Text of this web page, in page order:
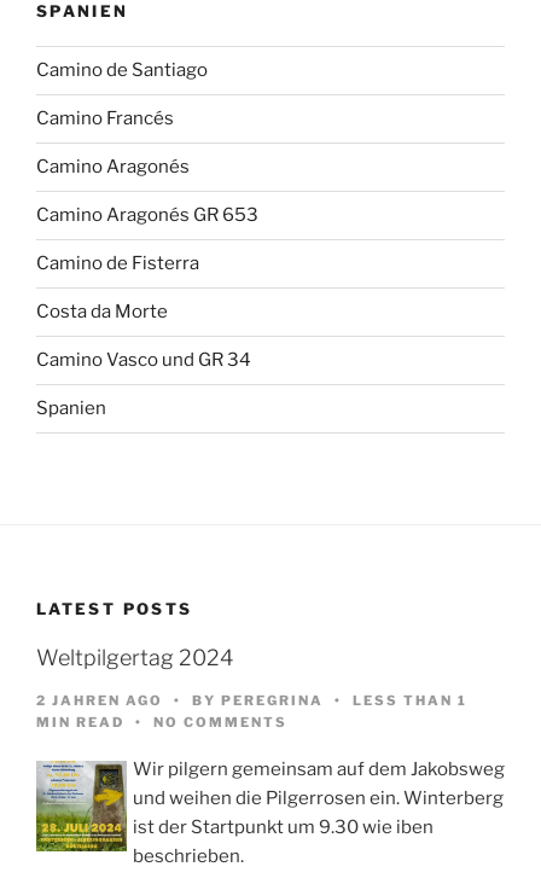
SPANIEN
Camino de Santiago
Camino Francés
Camino Aragonés
Camino Aragonés GR 653
Camino de Fisterra
Costa da Morte
Camino Vasco und GR 34
Spanien
LATEST POSTS
Weltpilgertag 2024
2 JAHREN AGO BY PEREGRINA
LESS THAN 1
MIN READ
NO COMMENTS
Wir pilgern gemeinsam auf dem Jakobsweg
und weihen die Pilgerrosen ein. Winterberg
ist der Startpunkt um 9.30 wie iben
beschrieben.